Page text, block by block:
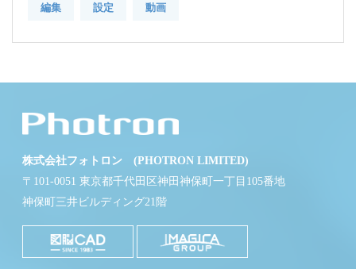
編集 設定 動画
株式会社フォトロン (PHOTRON LIMITED)
〒101-0051 東京都千代田区神田神保町一丁目105番地
神保町三井ビルディング21階